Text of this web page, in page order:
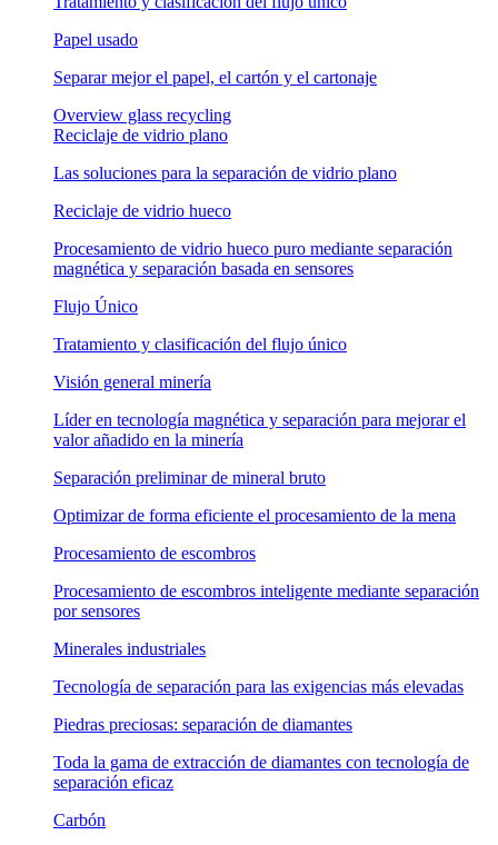
Papel usado
Separar mejor el papel, el cartón y el cartonaje
Overview glass recycling
Reciclaje de vidrio plano
Las soluciones para la separación de vidrio plano
Reciclaje de vidrio hueco
Procesamiento de vidrio hueco puro mediante separación
magnética y separación basada en sensores
Flujo Único
Tratamiento y clasificación del flujo único
Visión general minería
Líder en tecnología magnética y separación para mejorar el
valor añadido en la minería
Separación preliminar de mineral bruto
Optimizar de forma eficiente el procesamiento de la mena
Procesamiento de escombros
Procesamiento de escombros inteligente mediante separación
por sensores
Minerales industriales
Tecnología de separación para las exigencias más elevadas
Piedras preciosas: separación de diamantes
Toda la gama de extracción de diamantes con tecnología de
separación eficaz
Carbón